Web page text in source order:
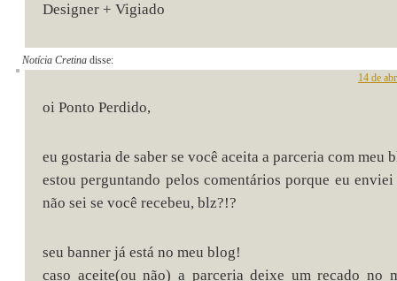
Designer + Vigiado
Notícia Cretina disse:
14 de
oi Ponto Perdido,
eu gostaria de saber se você aceita a parceria com meu
estou perguntando pelos comentários porque eu
não sei se você recebeu, blz?!?
seu banner já está no meu blog!
caso aceite(ou não) a parceria deixe um recado no